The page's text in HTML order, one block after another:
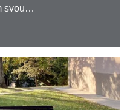
svou…